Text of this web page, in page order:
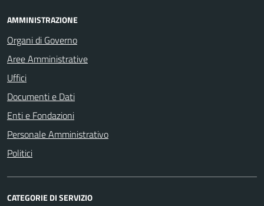
AMMINISTRAZIONE
Organi di Governo
Aree Amministrative
Uffici
Documenti e Dati
Enti e Fondazioni
Personale Amministrativo
Politici
CATEGORIE DI SERVIZIO